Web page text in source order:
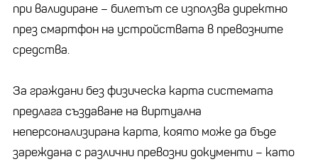
при валидиране – билетът се използва директно
през смартфон на устройствата в превозните
средства.
За граждани без физическа карта системата
предлага създаване на виртуална
неперсонализирана карта, която може да бъде
зареждана с различни превозни документи – като